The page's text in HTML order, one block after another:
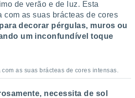
de verão e de luz. Esta
com as suas brácteas de cores
decorar pérgulas, muros ou
um inconfundível toque
as suas brácteas de cores intensas.
necessita de sol